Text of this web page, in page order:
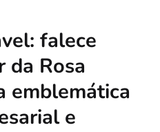
falece
Rosa
emblemática
e